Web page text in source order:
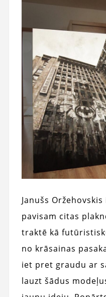
Janušs
pavisam citas
traktē kā
no krāsainas
iet pret graudu ar
lauzt šādus